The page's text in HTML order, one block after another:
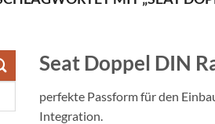
Seat Doppel DIN
perfekte Passform für den
Integration.